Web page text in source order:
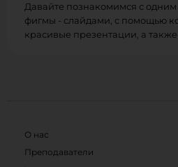
Давайте познакомимся с одним
фигмы - слайдами, с помощью
красивые презентации, а
О нас
Преподаватели